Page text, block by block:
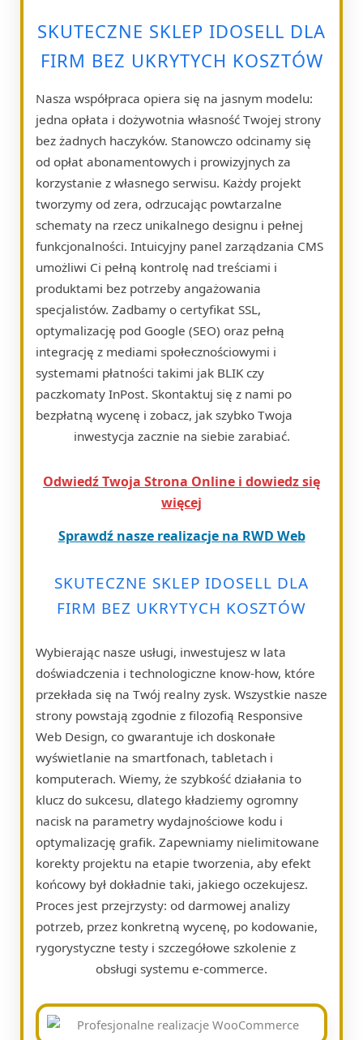
SKUTECZNE SKLEP IDOSELL DLA
FIRM BEZ UKRYTYCH KOSZTÓW
Nasza współpraca opiera się na jasnym modelu:
jedna opłata i dożywotnia własność Twojej strony
bez żadnych haczyków. Stanowczo odcinamy się
od opłat abonamentowych i prowizyjnych za
korzystanie z własnego serwisu. Każdy projekt
tworzymy od zera, odrzucając powtarzalne
schematy na rzecz unikalnego designu i pełnej
funkcjonalności. Intuicyjny panel zarządzania CMS
umożliwi Ci pełną kontrolę nad treściami i
produktami bez potrzeby angażowania
specjalistów. Zadbamy o certyfikat SSL,
optymalizację pod Google (SEO) oraz pełną
integrację z mediami społecznościowymi i
systemami płatności takimi jak BLIK czy
paczkomaty InPost. Skontaktuj się z nami po
bezpłatną wycenę i zobacz, jak szybko Twoja
inwestycja zacznie na siebie zarabiać.
Odwiedź Twoja Strona Online i dowiedz się
więcej
Sprawdź nasze realizacje na RWD Web
SKUTECZNE SKLEP IDOSELL DLA
FIRM BEZ UKRYTYCH KOSZTÓW
Wybierając nasze usługi, inwestujesz w lata
doświadczenia i technologiczne know-how, które
przekłada się na Twój realny zysk. Wszystkie nasze
strony powstają zgodnie z filozofią Responsive
Web Design, co gwarantuje ich doskonałe
wyświetlanie na smartfonach, tabletach i
komputerach. Wiemy, że szybkość działania to
klucz do sukcesu, dlatego kładziemy ogromny
nacisk na parametry wydajnościowe kodu i
optymalizację grafik. Zapewniamy nielimitowane
korekty projektu na etapie tworzenia, aby efekt
końcowy był dokładnie taki, jakiego oczekujesz.
Proces jest przejrzysty: od darmowej analizy
potrzeb, przez konkretną wycenę, po kodowanie,
rygorystyczne testy i szczegółowe szkolenie z
obsługi systemu e-commerce.